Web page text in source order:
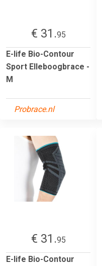
€ 31.95
E-life Bio-Contour
Sport Elleboogbrace -
M
Probrace.nl
€ 31.95
E-life Bio-Contour